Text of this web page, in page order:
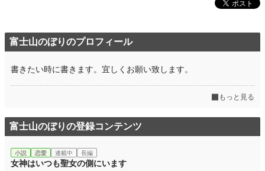
富士山のぼりのプロフィール
書きたい時に書きます。宜しくお願い致します。
もっと見る
富士山のぼりの登録コンテンツ
小説 恋愛 連載中 長編
女神はいつも聖女の側にいます